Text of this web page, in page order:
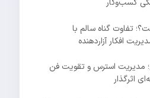
کسب‌وکار
تفاوت گناه سالم با
افکار آزاردهنده
مدیریت استرس و تقویت فن
اثرگذار